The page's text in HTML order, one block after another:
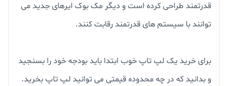
قدرتمند طراحی کرده است و دیگر مک بوک ایرهای جدید می
توانند با سیستم های قدرتمند رقابت کنند.
برای خرید یک لپ تاپ خوب ابتدا باید بودجه خود را بسنجید
و بدانید که در چه محدوده قیمتی می توانید لپ تاپ بخرید.